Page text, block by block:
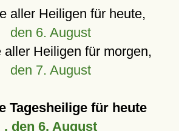
aller Heiligen für heute,
den 6. August
aller Heiligen für morgen,
den 7. August
Tagesheilige für heute
, den 6. August